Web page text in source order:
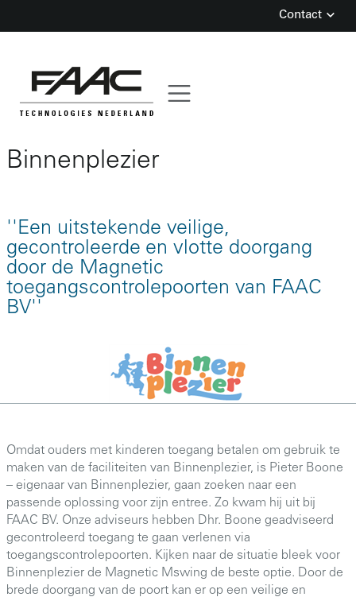
to
Contact
Binnenplezier
''Een uitstekende veilige,
gecontroleerde en vlotte doorgang
door de Magnetic
toegangscontrolepoorten van FAAC
BV''
Omdat ouders met kinderen toegang betalen om gebruik te
maken van de faciliteiten van Binnenplezier, is Pieter Boone
– eigenaar van Binnenplezier, gaan zoeken naar een
passende oplossing voor zijn entree. Zo kwam hij uit bij
FAAC BV. Onze adviseurs hebben Dhr. Boone geadviseerd
gecontroleerd toegang te gaan verlenen via
toegangscontrolepoorten. Kijken naar de situatie bleek voor
Binnenplezier de Magnetic Mswing de beste optie. Door de
brede doorgang van de poort kan er op een veilige en